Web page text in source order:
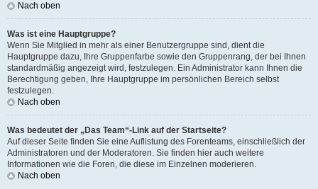
Nach oben
Was ist eine Hauptgruppe?
Wenn Sie Mitglied in mehr als einer Benutzergruppe sind, dient die
Hauptgruppe dazu, Ihre Gruppenfarbe sowie den Gruppenrang, der bei Ihnen
standardmäßig angezeigt wird, festzulegen. Ein Administrator kann Ihnen die
Berechtigung geben, Ihre Hauptgruppe im persönlichen Bereich selbst
festzulegen.
Nach oben
Was bedeutet der „Das Team“-Link auf der Startseite?
Auf dieser Seite finden Sie eine Auflistung des Forenteams, einschließlich der
Administratoren und der Moderatoren. Sie finden hier auch weitere
Informationen wie die Foren, die diese im Einzelnen moderieren.
Nach oben